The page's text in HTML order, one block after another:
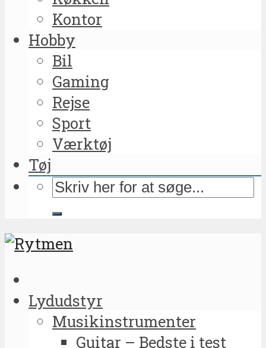
Kontor
Hobby
Bil
Gaming
Rejse
Sport
Værktøj
Tøj
Lydudstyr
Musikinstrumenter
Guitar – Bedste i test